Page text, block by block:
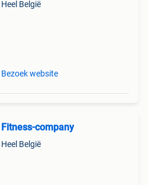
Heel België
Bezoek website
Fitness-company
Heel België